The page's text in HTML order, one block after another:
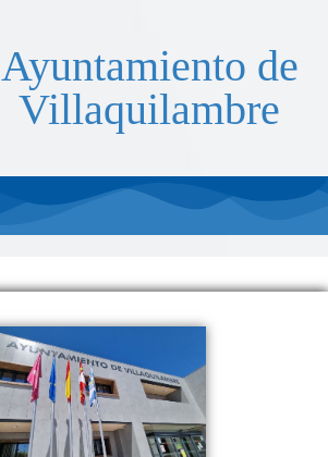
Ayuntamiento de
Villaquilambre